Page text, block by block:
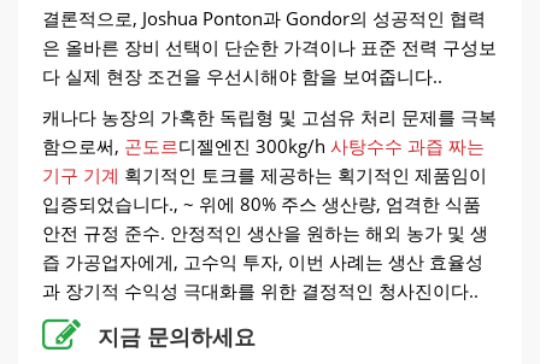
결론적으로, Joshua Ponton과 Gondor의 성공적인 협력
은 올바른 장비 선택이 단순한 가격이나 표준 전력 구성보
다 실제 현장 조건을 우선시해야 함을 보여줍니다..
캐나다 농장의 가혹한 독립형 및 고섬유 처리 문제를 극복
함으로써, 곤도르디젤엔진 300kg/h 사탕수수 과즙 짜는
기구 기계 획기적인 토크를 제공하는 획기적인 제품임이
입증되었습니다., ~ 위에 80% 주스 생산량, 엄격한 식품
안전 규정 준수. 안정적인 생산을 원하는 해외 농가 및 생
즙 가공업자에게, 고수익 투자, 이번 사례는 생산 효율성
과 장기적 수익성 극대화를 위한 결정적인 청사진이다..
지금 문의하세요